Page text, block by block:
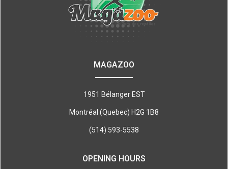
MAGAZOO
1951 Bélanger EST
Montréal (Quebec) H2G 1B8
(514) 593-5538
OPENING HOURS